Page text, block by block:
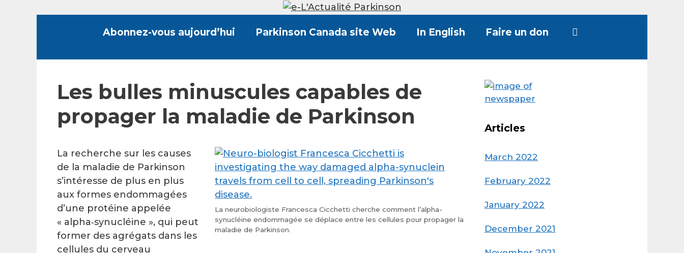
Abonnez-vous aujourd’hui Parkinson Canada site Web In English Faire un don
Les bulles minuscules capables de
propager la maladie de Parkinson
La neurobiologiste Francesca Cicchetti cherche comment l’alpha-
synucléine endommagée se déplace entre les cellules pour propager la
maladie de Parkinson.
La recherche sur les causes
de la maladie de Parkinson
s’intéresse de plus en plus
aux formes endommagées
d’une protéine appelée
« alpha‑synucléine », qui peut
former des agrégats dans les
cellules du cerveau
Articles
March 2022
February 2022
January 2022
December 2021